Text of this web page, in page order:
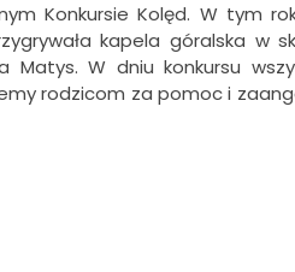
Konkursie Kolęd. W tym
kapela góralska w
Matys. W dniu konkursu
rodzicom za pomoc i